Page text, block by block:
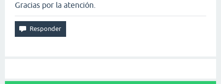
Gracias por la atención.